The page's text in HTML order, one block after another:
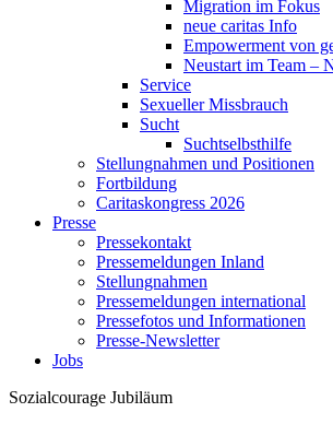
Migration im Fokus
neue caritas Info
Empowerment von
Neustart im Team –
Service
Sexueller Missbrauch
Sucht
Suchtselbsthilfe
Stellungnahmen und Positionen
Fortbildung
Caritaskongress 2026
Presse
Pressekontakt
Pressemeldungen Inland
Stellungnahmen
Pressemeldungen international
Pressefotos und Informationen
Presse-Newsletter
Jobs
Sozialcourage Jubiläum